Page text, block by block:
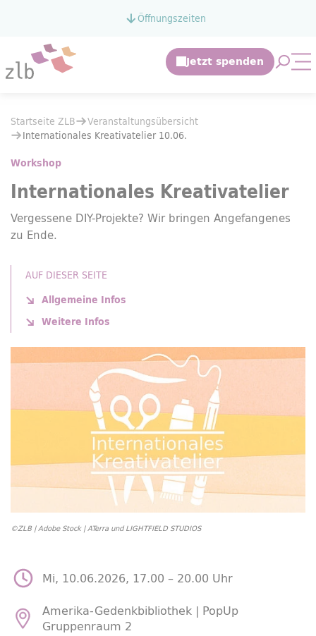
Zum Hauptinhalt springenÖffnungszeiten
Veranstaltungsübersicht
Internationales Kreativatelier 10.06.
Sie befinden sich hier:
Startseite ZLB
Veranstaltungsübersicht
Internationales Kreativatelier 10.06.
Workshop
Internationales Kreativatelier
Vergessene DIY-Projekte? Wir bringen Angefangenes
zu Ende.
AUF DIESER SEITE
Allgemeine Infos
Weitere Infos
©ZLB | Adobe Stock | ATerra und LIGHTFIELD STUDIOS
Mi, 10.06.2026, 17.00 – 20.00 Uhr
Amerika-Gedenkbibliothek | PopUp
Gruppenraum 2